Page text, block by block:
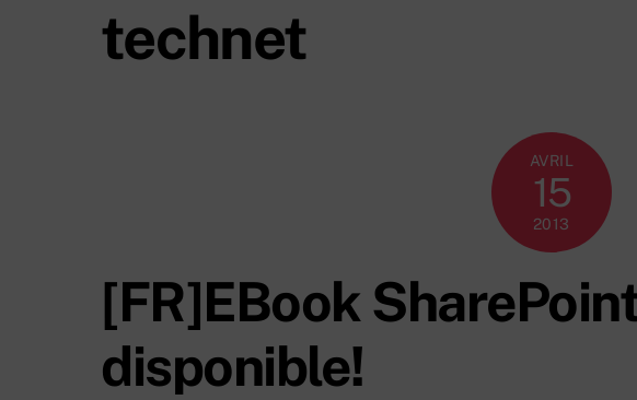
technet
AVRIL
15
2013
[FR]EBook
disponible!